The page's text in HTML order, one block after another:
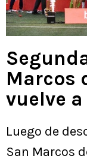
Marcos
vuelve
Luego de
San Marcos